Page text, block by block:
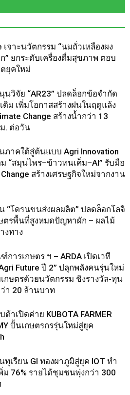
เจาะนวัตกรรม “นมถั่วเหลืองผง
” ยกระดับเครื่องดื่มสุขภาพ ตอบ
ยุคใหม่
นวิจัย “AR23” ปลดล็อกข้อจำกัด
ดิม เพิ่มโอกาสสร้างฝนในฤดูแล้ง
Change สร้างน้ำกว่า 13
. ต่อวัน
ภาคใต้สู่ต้นแบบ Agri Innovation
ม “สมุนไพร–ข้าวทนเค็ม–AI” รับมือ
สร้างเศรษฐกิจใหม่จากงาน
“โดรนขนส่งผลผลิต” ปลดล็อกโลจิ
ตรพื้นที่สูงหมดปัญหาผัก – ผลไม้
งทาง
ารเกษตร ฯ – ARDA เปิดเวที
Future ปี 2” ปลุกพลังคนรุ่นใหม่
กษตรด้วยนวัตกรรม ชิงรางวัล-ทุน
า 20 ล้านบาท
ต้าเปิดค่าย KUBOTA FARMER
ปั้นเกษตรกรรุ่นใหม่สู่ยุค
ทุเรียน GI ทองผาภูมิสู่ยุค IOT ทำ
ม 76% รายได้ชุมชนพุ่งกว่า 300